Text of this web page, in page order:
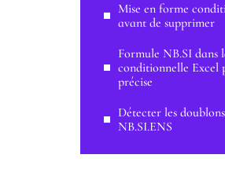
Mise en forme
avant de supprimer
Formule NB.SI dans
conditionnelle Excel
précise
Détecter les
NB.SI.ENS